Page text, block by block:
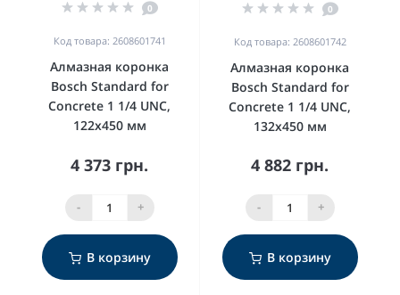
0
Код товара: 2608601741
Алмазная коронка
Bosch Standard for
Concrete 1 1/4 UNC,
122x450 мм
4 373 грн.
- +
В корзину
0
Код товара: 2608601742
Алмазная коронка
Bosch Standard for
Concrete 1 1/4 UNC,
132x450 мм
4 882 грн.
- +
В корзину